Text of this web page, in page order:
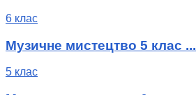
6 клас
Музичне мистецтво 5 клас ...
5 клас